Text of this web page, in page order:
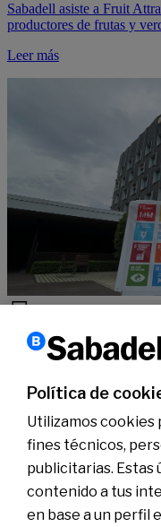
Sabadell asiste a Fruit
productores de frutas y
Leer más
10 años con los ODS,
Leer más
Política de
Utilizamos cookies
fines técnicos,
publicitarias.
contenido a tus
en base a un perfil